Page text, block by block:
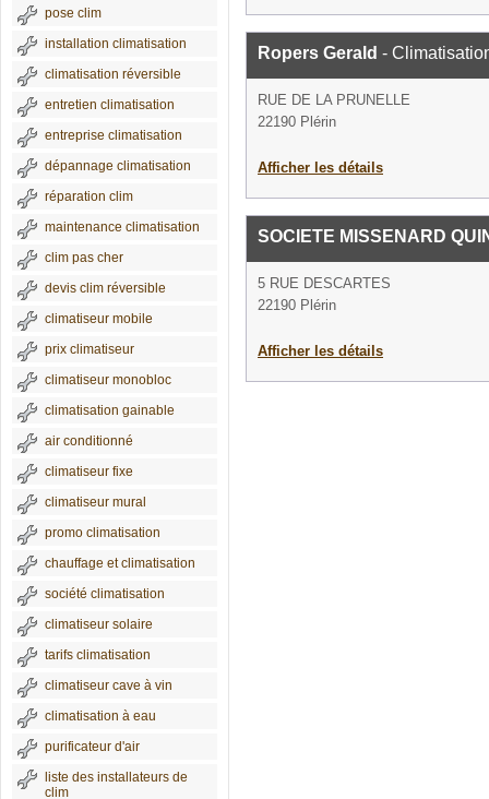
pose clim
installation climatisation
climatisation réversible
entretien climatisation
entreprise climatisation
dépannage climatisation
réparation clim
maintenance climatisation
clim pas cher
devis clim réversible
climatiseur mobile
prix climatiseur
climatiseur monobloc
climatisation gainable
air conditionné
climatiseur fixe
climatiseur mural
promo climatisation
chauffage et climatisation
société climatisation
climatiseur solaire
tarifs climatisation
climatiseur cave à vin
climatisation à eau
purificateur d'air
liste des installateurs de
clim
Ropers Gerald -
RUE DE LA PRUNELLE
22190 Plérin
Afficher les détails
SOCIETE MISSENARD
5 RUE DESCARTES
22190 Plérin
Afficher les détails